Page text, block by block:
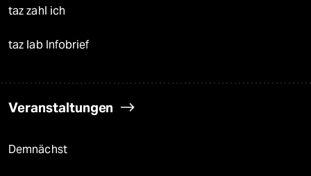
taz zahl ich
taz lab Infobrief
Veranstaltungen
Demnächst